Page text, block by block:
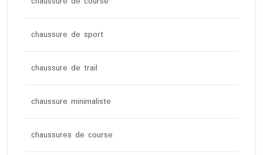
chaussure de sport
chaussure de trail
chaussure minimaliste
chaussures de course